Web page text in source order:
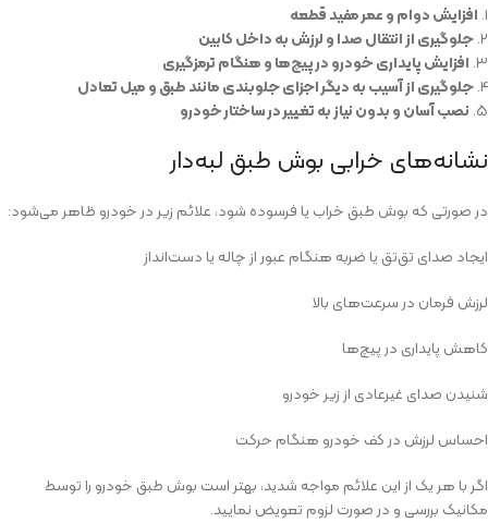
۱. افزایش دوام و عمر مفید قطعه
۲. جلوگیری از انتقال صدا و لرزش به داخل کابین
۳. افزایش پایداری خودرو در پیچ‌ها و هنگام ترمزگیری
۴. جلوگیری از آسیب به دیگر اجزای جلوبندی مانند طبق و میل تعادل
۵. نصب آسان و بدون نیاز به تغییر در ساختار خودرو
نشانه‌های خرابی بوش طبق لبه‌دار
در صورتی که بوش طبق خراب یا فرسوده شود، علائم زیر در خودرو ظاهر می‌شود:
ایجاد صدای تق‌تق یا ضربه هنگام عبور از چاله یا دست‌انداز
لرزش فرمان در سرعت‌های بالا
کاهش پایداری در پیچ‌ها
شنیدن صدای غیرعادی از زیر خودرو
احساس لرزش در کف خودرو هنگام حرکت
اگر با هر یک از این علائم مواجه شدید، بهتر است بوش طبق خودرو را توسط
مکانیک بررسی و در صورت لزوم تعویض نمایید.